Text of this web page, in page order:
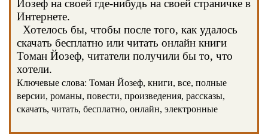
Йозеф на своей где-нибудь на своей страничке в
Интернете.
Хотелось бы, чтобы после того, как удалось
скачать бесплатно или читать онлайн книги
Томан Йозеф, читатели получили бы то, что
хотели.
Ключевые слова: Томан Йозеф, книги, все, полные
версии, романы, повести, произведения, рассказы,
скачать, читать, бесплатно, онлайн, электронные